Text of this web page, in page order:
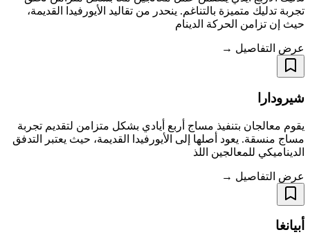
تجربة تدليك متميزة بالتناغم. ينحدر من تقاليد الأيورفيدا القديمة،
حيث إن تزامن الحركة الدينام
عرض التفاصيل →
شيرودارا
يقوم معالجان بتنفيذ مساج أربع أيادي بشكل متزامن لتقديم تجربة
مساج منسقة. يعود أصلها إلى الأيورفيدا القديمة، حيث يعتبر التدفق
الديناميكي للمعالجين اللذ
عرض التفاصيل →
أبيانغا